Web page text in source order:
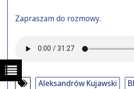
Zapraszam do rozmowy.
Aleksandrów Kujawski